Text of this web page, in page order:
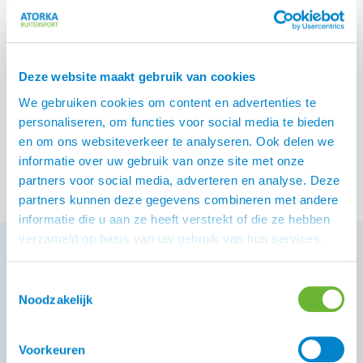
Deze website maakt gebruik van cookies
We gebruiken cookies om content en advertenties te
personaliseren, om functies voor social media te bieden
en om ons websiteverkeer te analyseren. Ook delen we
informatie over uw gebruik van onze site met onze
partners voor social media, adverteren en analyse. Deze
partners kunnen deze gegevens combineren met andere
informatie die u aan ze heeft verstrekt of die ze hebben
verzameld op basis van uw gebruik van hun services.
Noodzakelijk
Voorkeuren
IJsland? Of een leuk
theeglas met daarop een
IJslander, overigens kan
worden voor koffie en met
een waxine lichtje er in is
het glas ook erg leuk.
Cadeautjes
in alle soorten
en maten voor de
liefhebber van het
IJslandse paard.
Bekijk producten
Heb je een vraag aan de Atorka Klantenservice? Op
veelgestelde vragen.
Staat je antwoord daar niet bij, vraag het ons gerust.